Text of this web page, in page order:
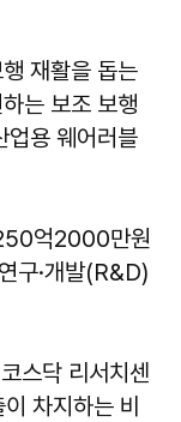
재활을 돕는
는 보조 보행
업용 웨어러블
억2000만원
구·개발(R&D)
스닥 리서치센
차지하는 비